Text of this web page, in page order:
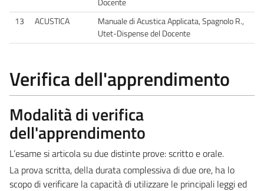
13
ACUSTICA
Manuale di Acustica Applicata, Spagnolo R.,
Utet-Dispense del Docente
Verifica dell'apprendimento
Modalità di verifica
dell'apprendimento
L’esame si articola su due distinte prove: scritto e orale.
La prova scritta, della durata complessiva di due ore, ha lo
scopo di verificare la capacità di utilizzare le principali leggi ed